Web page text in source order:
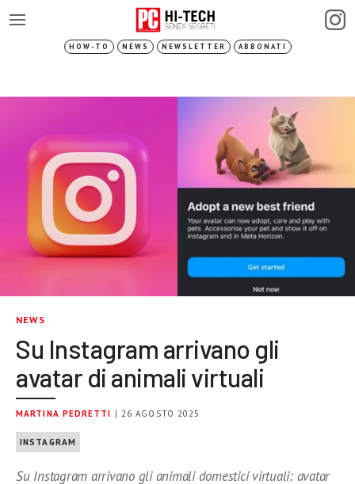
HOW-TO NEWS NEWSLETTER ABBONATI
NEWS
Su Instagram arrivano gli
avatar di animali virtuali
MARTINA PEDRETTI | 26 AGOSTO 2025
INSTAGRAM
Su Instagram arrivano gli animali domestici virtuali: avatar